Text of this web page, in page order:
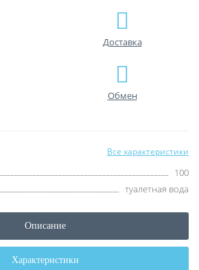
Доставка
Обмен
Все характеристики
100
туалетная вода
Описание
Характеристики